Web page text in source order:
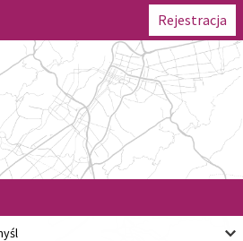
Rejestracja